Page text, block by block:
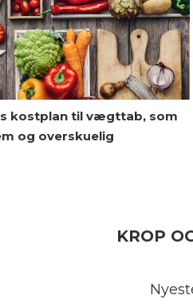
kostplan til vægttab, som
og overskuelig
KROP